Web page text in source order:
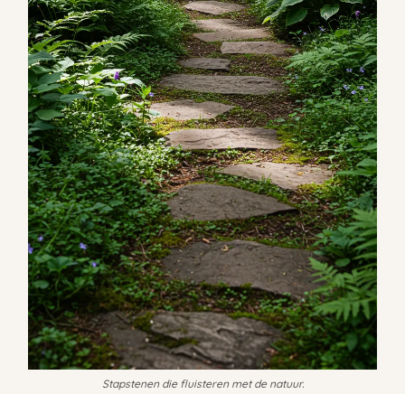
Stapstenen die fluisteren met de natuur.